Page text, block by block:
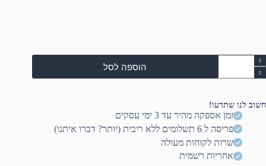
כמות
של
ASUS/S501MER/INTEL
13100/8GB-
DDR5
SSD/PS
300W/Black/Win11
Home/5Y
הוספה לסל
חשוב לנו שתדעו!
זמן אספקה מהיר עד 3 ימי עסקים
פריסה ל 6 תשלומים ללא ריבית (יותר? דברו איתנו)
שרות לקוחות מעולה
אחריות רשמית